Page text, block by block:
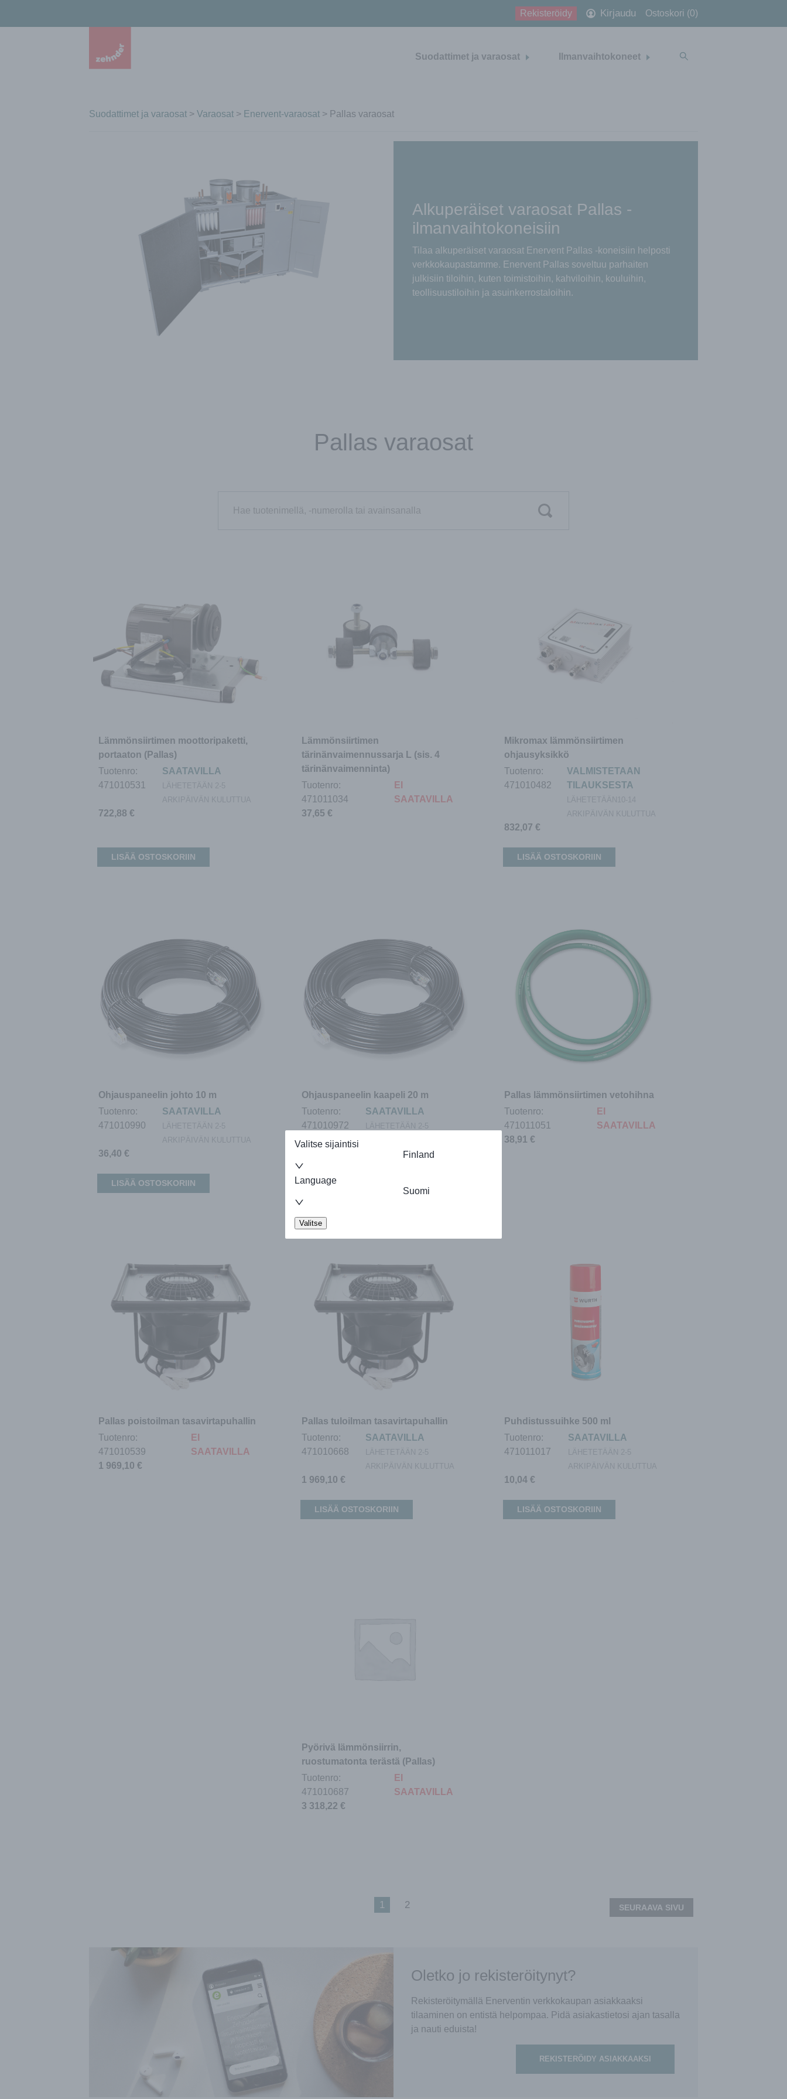
Suodattimet ja varaosat Ilmanvaihtokoneet
Valitse sijaintisi
Finland
Language
Suomi
Valitse
Rekisteröidy Kirjaudu Ostoskori (0)
Suodattimet ja varaosat > Varaosat > Enervent-varaosat > Pallas varaosat
Alkuperäiset varaosat Pallas -
ilmanvaihtokoneisiin
Tilaa alkuperäiset varaosat Enervent Pallas -koneisiin helposti
verkkokaupastamme. Enervent Pallas soveltuu parhaiten
julkisiin tiloihin, kuten toimistoihin, kahviloihin, kouluihin,
teollisuustiloihin ja asuinkerrostaloihin.
Pallas varaosat
Lämmönsiirtimen moottoripaketti,
portaaton (Pallas)
Tuotenro:
471010531
SAATAVILLA
LÄHETETÄÄN 2-5
ARKIPÄIVÄN KULUTTUA
722,88€
LISÄÄ OSTOSKORIIN
Lämmönsiirtimen
tärinänvaimennussarja L (sis. 4
tärinänvaimenninta)
Tuotenro:
471011034
EI
SAATAVILLA
37,65 €
Mikromax lämmönsiirtimen
ohjausyksikkö
Tuotenro:
471010482
VALMISTETAAN
TILAUKSESTA
LÄHETETÄÄN10-14
ARKIPÄIVÄN KULUTTUA
832,07€
LISÄÄ OSTOSKORIIN
Ohjauspaneelin johto 10 m
Tuotenro:
471010990
SAATAVILLA
LÄHETETÄÄN 2-5
ARKIPÄIVÄN KULUTTUA
36,40€
LISÄÄ OSTOSKORIIN
Ohjauspaneelin kaapeli 20 m
Tuotenro:
471010972
SAATAVILLA
LÄHETETÄÄN 2-5
LISÄÄ OSTOSKORIIN
Pallas lämmönsiirtimen vetohihna
Tuotenro:
471011051
EI
SAATAVILLA
38,91€
Pallas poistoilman tasavirtapuhallin
Tuotenro:
471010539
EI
SAATAVILLA
1 969,10€
Pallas tuloilman tasavirtapuhallin
Tuotenro:
471010668
SAATAVILLA
LÄHETETÄÄN 2-5
ARKIPÄIVÄN KULUTTUA
1 969,10 €
LISÄÄ OSTOSKORIIN
Puhdistussuihke 500 ml
Tuotenro:
471011017
SAATAVILLA
LÄHETETÄÄN 2-5
ARKIPÄIVÄN KULUTTUA
10,04€
LISÄÄ OSTOSKORIIN
Pyörivä lämmönsiirrin,
ruostumatonta terästä (Pallas)
Tuotenro:
471010687
EI
SAATAVILLA
3 318,22 €
1 2 SEURAAVA SIVU
Oletko jo rekisteröitynyt?
Rekisteröitymällä Enerventin verkkokaupan asiakkaaksi
tilaaminen on entistä helpompaa. Pidä asiakastietosi ajan tasalla
ja nauti eduista!
REKISTERÖIDY ASIAKKAAKSI